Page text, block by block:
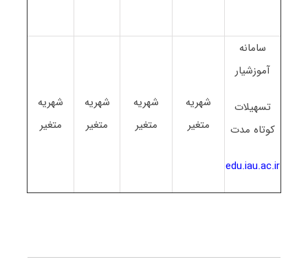
سامانه
آموزشیار
تسهیلات
کوتاه مدت
edu.iau.ac.ir
شهریه
متغیر
شهریه
متغیر
شهریه
متغیر
شهریه
متغیر